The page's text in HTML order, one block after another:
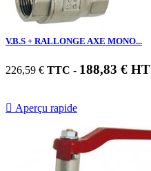
V.B.S + RALLONGE AXE MONO...
226,59 € TTC - 188,83 € HT
 Aperçu rapide